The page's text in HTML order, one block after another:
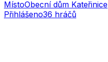
MístoObecní dům Kateřinice
Přihlášeno36 hráčů